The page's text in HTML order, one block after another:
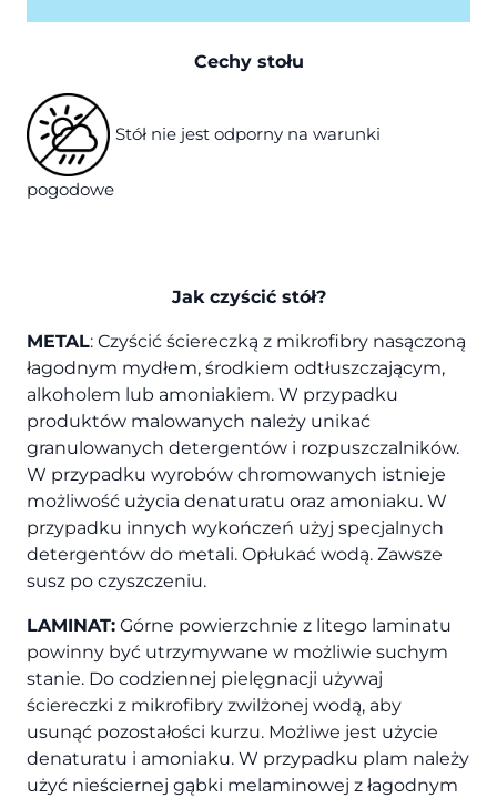
Cechy stołu
Stół nie jest odporny na warunki
pogodowe
Jak czyścić stół?
METAL: Czyścić ściereczką z mikrofibry nasączoną
łagodnym mydłem, środkiem odtłuszczającym,
alkoholem lub amoniakiem. W przypadku
produktów malowanych należy unikać
granulowanych detergentów i rozpuszczalników.
W przypadku wyrobów chromowanych istnieje
możliwość użycia denaturatu oraz amoniaku. W
przypadku innych wykończeń użyj specjalnych
detergentów do metali. Opłukać wodą. Zawsze
susz po czyszczeniu.
LAMINAT: Górne powierzchnie z litego laminatu
powinny być utrzymywane w możliwie suchym
stanie. Do codziennej pielęgnacji używaj
ściereczki z mikrofibry zwilżonej wodą, aby
usunąć pozostałości kurzu. Możliwe jest użycie
denaturatu i amoniaku. W przypadku plam należy
użyć nieściernej gąbki melaminowej z łagodnym